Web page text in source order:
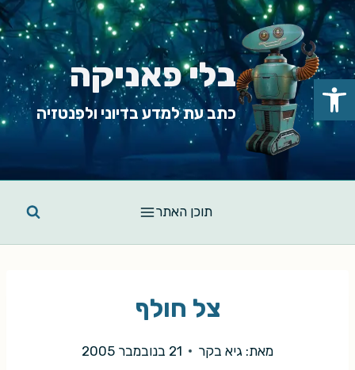
Skip
to
content
בלי פאניקה
כתב עת למדע בדיוני ולפנטזיה
תוכן האתר
צל חולף
מאת: גיא בקר 21 בנובמבר 2005
פתח סרגל נגישות